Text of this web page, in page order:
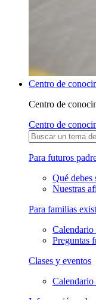
Centro de
Centro de
Centro de
Para futuros
Qué debes
Nuestras
Para familias
Calendario
Preguntas
Clases y eventos
Calendario